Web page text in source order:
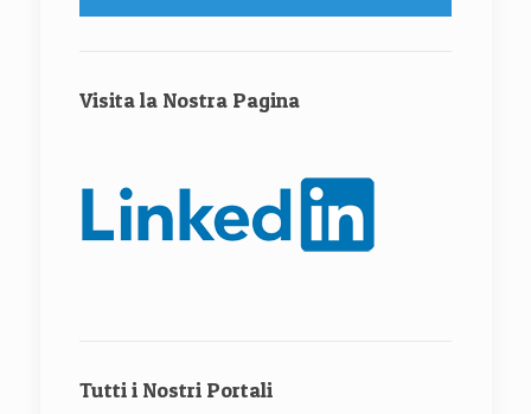
Visita la Nostra Pagina
Tutti i Nostri Portali